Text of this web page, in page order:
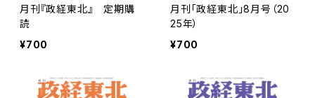
月刊『政経東北』 定期購
読
¥700
月刊「政経東北」8月号（20
25年）
¥700